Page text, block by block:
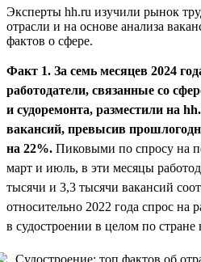
Эксперты hh.ru изучили рынок
отрасли и на основе анализа
фактов о сфере.
Факт 1. За семь месяцев 2024
работодатели, связанные со
и судоремонта, разместили на
вакансий, превысив
на 22%. Пиковыми по спросу на
март и июль, в эти месяцы
тысячи и 3,3 тысячи вакансий
относительно 2022 года спрос на
в судостроении в целом по